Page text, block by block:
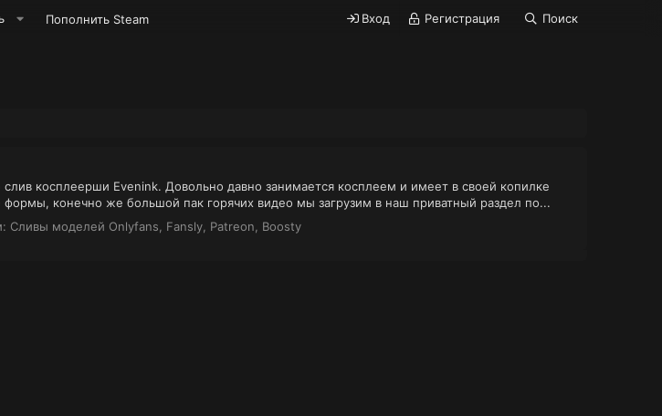
Пополнить Steam Вход Регистрация Поиск
косплеерши Evenink. Довольно давно занимается косплеем и имеет в своей копилке
конечно же большой пак горячих видео мы загрузим в наш приватный раздел по...
Сливы моделей Onlyfans, Fansly, Patreon, Boosty